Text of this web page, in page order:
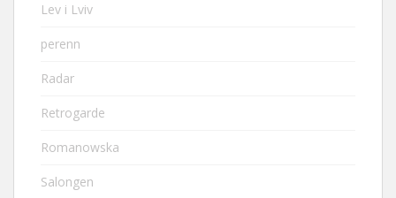
Lev i Lviv
perenn
Radar
Retrogarde
Romanowska
Salongen